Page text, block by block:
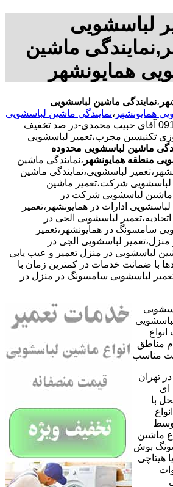
لباسشویی
ماشین
همایونشهر
،نمایندگی ماشین لباسشویی
همایونشهر ،نمایندگی ماشین لباسشویی
با09109131734 آقای حبیب محمدی-در صد تخفیف
تکنیسین مجرب،تعمیر لباسشویی
ماشین لباسشویی محدوده
منطقه همایونشهر ،نمایندگی ماشین
لباسشویی،نمایندگی ماشین
لباسشویی شرکت،تعمیر ماشین
ماشین لباسشویی شرکت در
ادارات در همایونشهر،تعمیر
لباسشویی الجی در
سامسونگ در همایونشهر،تعمیر
لباسشویی الجی در
لباسشویی در منزل تعمیر و عیب یابی
با ضمانت خدمات در کمترین زمان با
لباسشویی سامسونگ در منزل در
مناطق
مناسب
تهران
ای
با
ماشین
بوش
هیتاچی